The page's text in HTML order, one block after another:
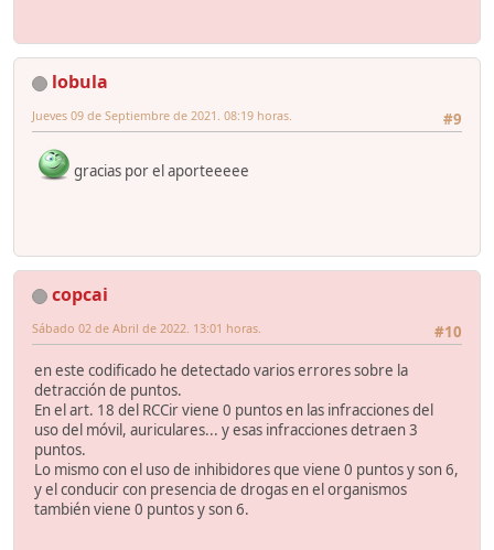
lobula
#9
Jueves 09 de Septiembre de 2021. 08:19 horas.
gracias por el aporteeeee
copcai
#10
Sábado 02 de Abril de 2022. 13:01 horas.
en este codificado he detectado varios errores sobre la
detracción de puntos.
En el art. 18 del RCCir viene 0 puntos en las infracciones del
uso del móvil, auriculares... y esas infracciones detraen 3
puntos.
Lo mismo con el uso de inhibidores que viene 0 puntos y son 6,
y el conducir con presencia de drogas en el organismos
también viene 0 puntos y son 6.